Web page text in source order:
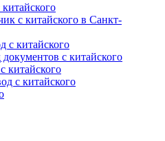
с китайского в Санкт-
с китайского
с китайского
китайского
с китайского